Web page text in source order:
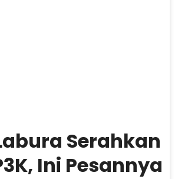
Serahkan
Ini Pesannya